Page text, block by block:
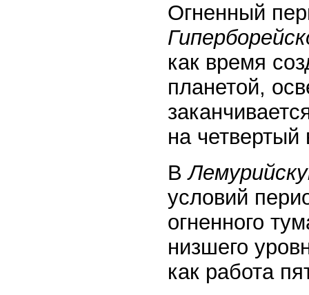
Огненный
как время
планетой,
на
В
условий
огненного
низшего
как работа